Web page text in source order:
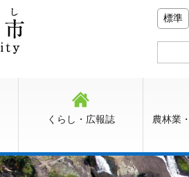
標準
くらし・広報誌
農林業